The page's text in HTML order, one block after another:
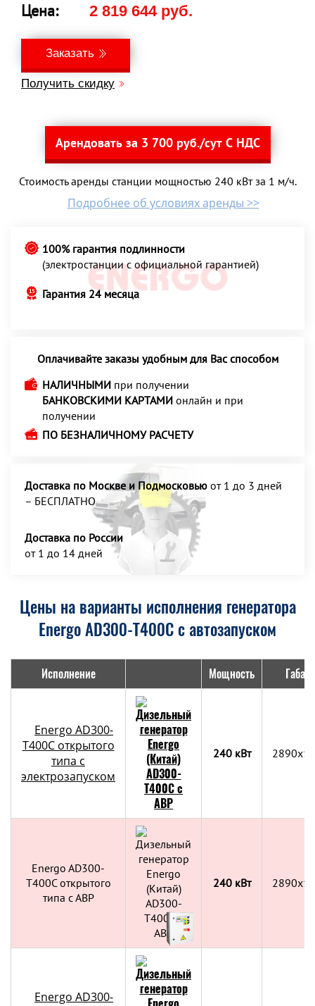
Цена: 2 819 644 руб.
Заказать
Получить скидку
Арендовать за 3 700 руб./сут С НДС
Стоимость аренды станции мощностью 240 кВт за 1 м/ч.
Подробнее об условиях аренды >>
100% гарантия подлинности
(электростанции с официальной гарантией)
Гарантия 24 месяца
Оплачивайте заказы удобным для Вас способом
НАЛИЧНЫМИ при получении
БАНКОВСКИМИ КАРТАМИ онлайн и при
получении
ПО БЕЗНАЛИЧНОМУ РАСЧЕТУ
Доставка по Москве и Подмосковью от 1 до 3 дней
– БЕСПЛАТНО
Доставка по России
от 1 до 14 дней
Цены на варианты исполнения генератора
Energo AD300-T400C с автозапуском
Исполнение Мощность
Energo AD300-
T400C открытого
типа с
электрозапуском
240 кВт
Energo AD300-
T400C открытого
типа с АВР
240 кВт
Energo AD300-